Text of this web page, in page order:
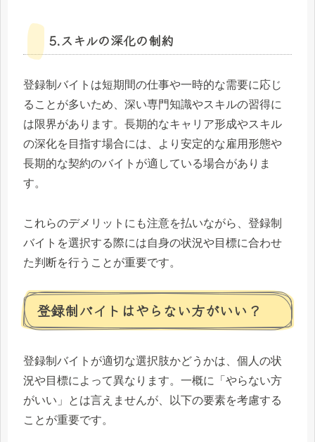
5.スキルの深化の制約
登録制バイトは短期間の仕事や一時的な需要に応じ
ることが多いため、深い専門知識やスキルの習得に
は限界があります。長期的なキャリア形成やスキル
の深化を目指す場合には、より安定的な雇用形態や
長期的な契約のバイトが適している場合がありま
す。
これらのデメリットにも注意を払いながら、登録制
バイトを選択する際には自身の状況や目標に合わせ
た判断を行うことが重要です。
登録制バイトはやらない方がいい？
登録制バイトが適切な選択肢かどうかは、個人の状
況や目標によって異なります。一概に「やらない方
がいい」とは言えませんが、以下の要素を考慮する
ことが重要です。